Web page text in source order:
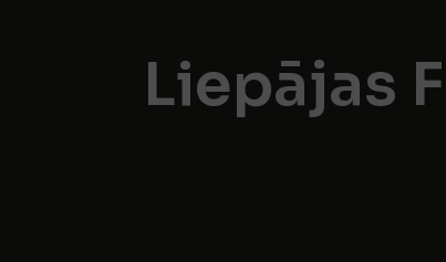
Liepājas